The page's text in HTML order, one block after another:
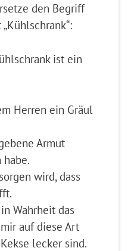
den Begriff
ist ein
Herren ein Gräul
Armut
wird, dass
Wahrheit das
auf diese Art
lecker sind.